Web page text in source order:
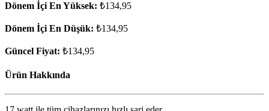
Dönem İçi En Yüksek: ₺134,95
Dönem İçi En Düşük: ₺134,95
Güncel Fiyat: ₺134,95
Ürün Hakkında